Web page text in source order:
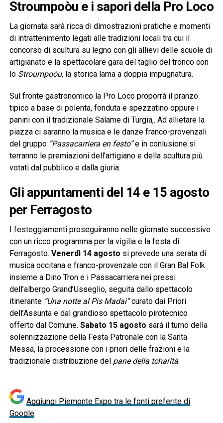
Stroumpoòu e i sapori della Pro Loco
La giornata sarà ricca di dimostrazioni pratiche e momenti
di intrattenimento legati alle tradizioni locali tra cui il
concorso di scultura su legno con gli allievi delle scuole di
artigianato e la spettacolare gara del taglio del tronco con
lo Stroumpoòu, la storica lama a doppia impugnatura.
Sul fronte gastronomico la Pro Loco proporrà il pranzo
tipico a base di polenta, fonduta e spezzatino oppure i
panini con il tradizionale Salame di Turgia,. Ad allietare la
piazza ci saranno la musica e le danze franco-provenzali
del gruppo “Passacarriera en festo”e in conlusione si
terranno le premiazioni dell’artigiano e della scultura più
votati dal pubblico e dalla giuria.
Gli appuntamenti del 14 e 15 agosto
per Ferragosto
I festeggiamenti proseguiranno nelle giornate successive
con un ricco programma per la vigilia e la festa di
Ferragosto. Venerdì 14 agosto si prevede una serata di
musica occitana e franco-provenzale con il Gran Bal Folk
insieme a Dino Tron e i Passacarriera nei pressi
dell’albergo Grand’Usseglio, seguita dallo spettacolo
itinerante “Una notte al Pis Madai”curato dai Priori
dell’Assunta e dal grandioso spettacolo pirotecnico
offerto dal Comune. Sabato 15 agosto sarà il turno della
solennizzazione della Festa Patronale con la Santa
Messa, la processione con i priori delle frazioni e la
tradizionale distribuzione del pane della tcharità.
Aggiungi Piemonte Expo tra le fonti preferite di
Google